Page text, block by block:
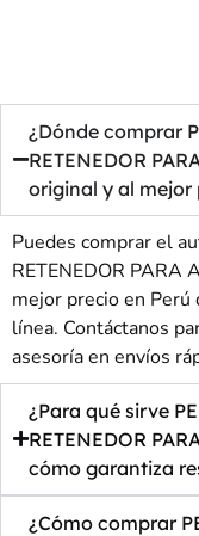
¿Dónde comprar
RETENEDOR
original y al mejor
Puedes comprar el
RETENEDOR PARA
mejor precio en
línea. Contáctanos
asesoría en envíos
¿Para qué sirve
RETENEDOR
cómo garantiza
¿Cómo comprar